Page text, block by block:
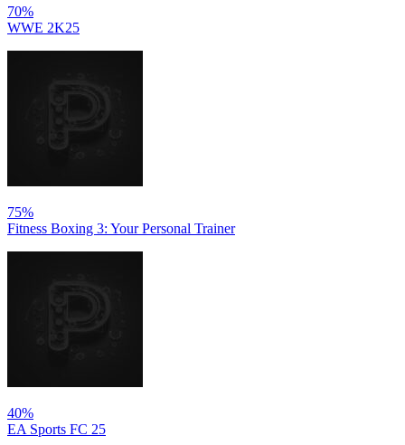
70%
WWE 2K25
75%
Fitness Boxing 3: Your Personal Trainer
40%
EA Sports FC 25